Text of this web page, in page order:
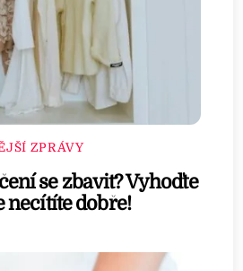
ZPRÁVY
se zbavit? Vyhoďte
necítíte dobře!